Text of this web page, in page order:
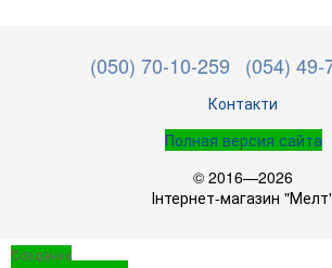
(050) 70-10-259 (054) 49-
Контакти
Полная версия сайта
© 2016—2026
Інтернет-магазин
Создание